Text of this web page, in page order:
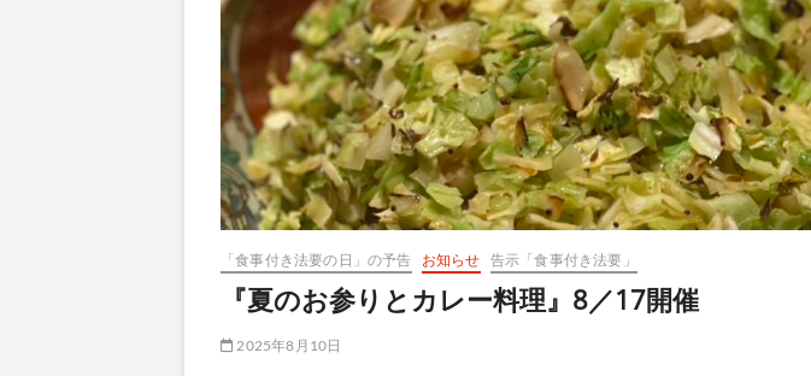
寄
付
基
金
協
賛
事
業
「食事付き法要の日」の予告 お知らせ 告示「食事付き法要」
『夏のお参りとカレー料理』8／17開催
2025年8月10日